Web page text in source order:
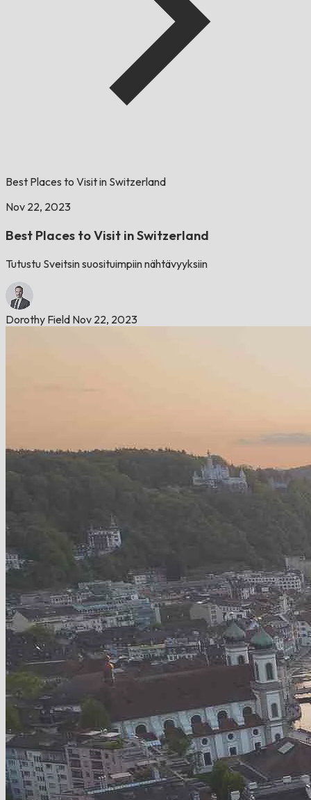
Best Places to Visit in Switzerland
Nov 22, 2023
Best Places to Visit in Switzerland
Tutustu Sveitsin suosituimpiin nähtävyyksiin
Dorothy Field Nov 22, 2023